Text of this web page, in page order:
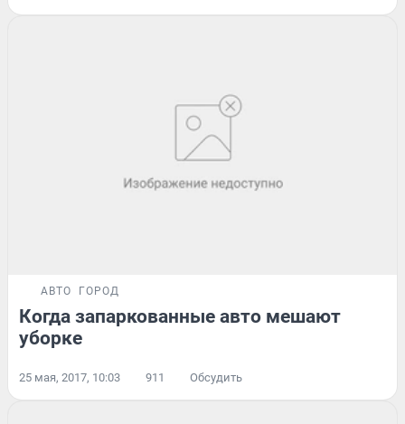
АВТО ГОРОД
Когда запаркованные авто мешают
уборке
25 мая, 2017, 10:03 911 Обсудить